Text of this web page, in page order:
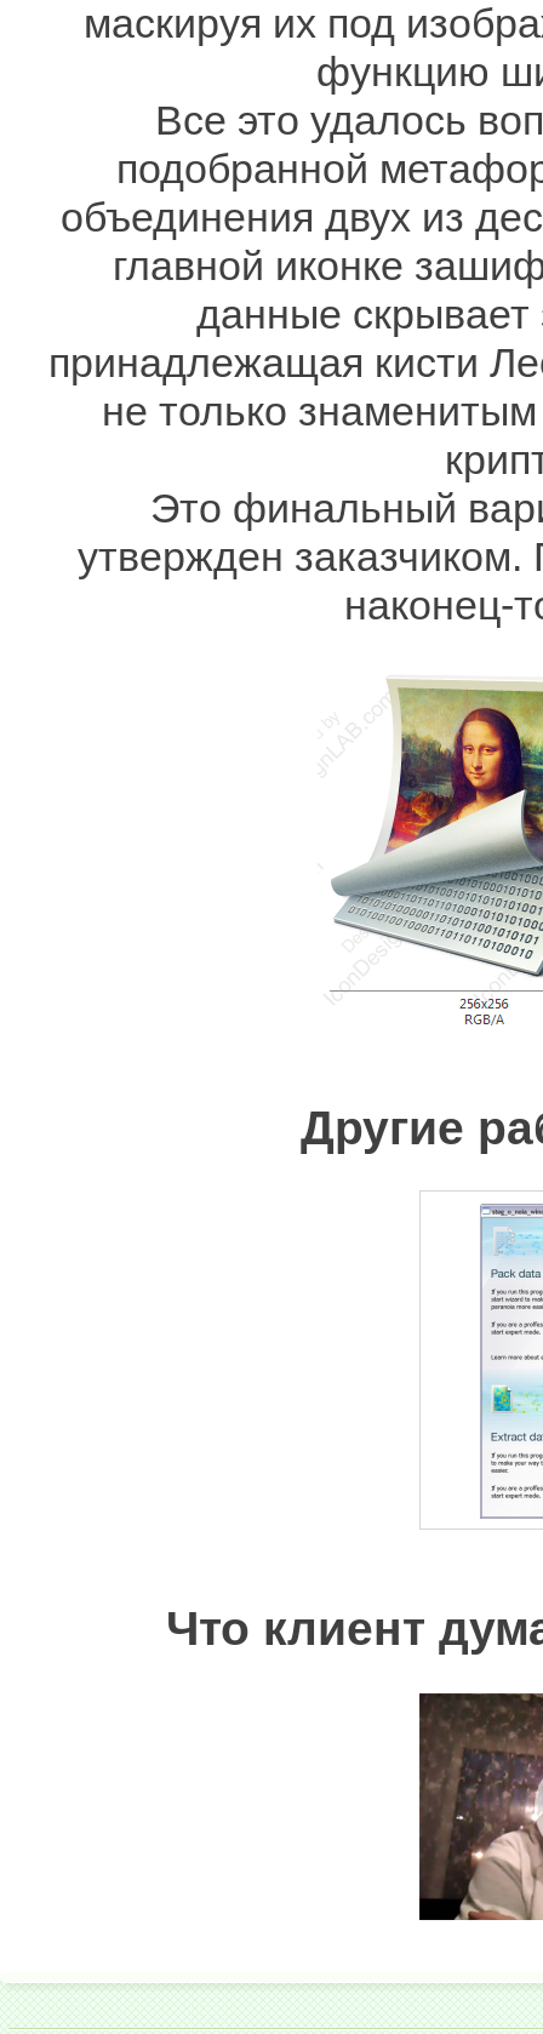
маскируя их под
функцию
Все это удалось
подобранной
объединения двух из
главной иконке
данные
принадлежащая кисти
не только
Это финальный
утвержден
наконец-
Другие
Что клиент